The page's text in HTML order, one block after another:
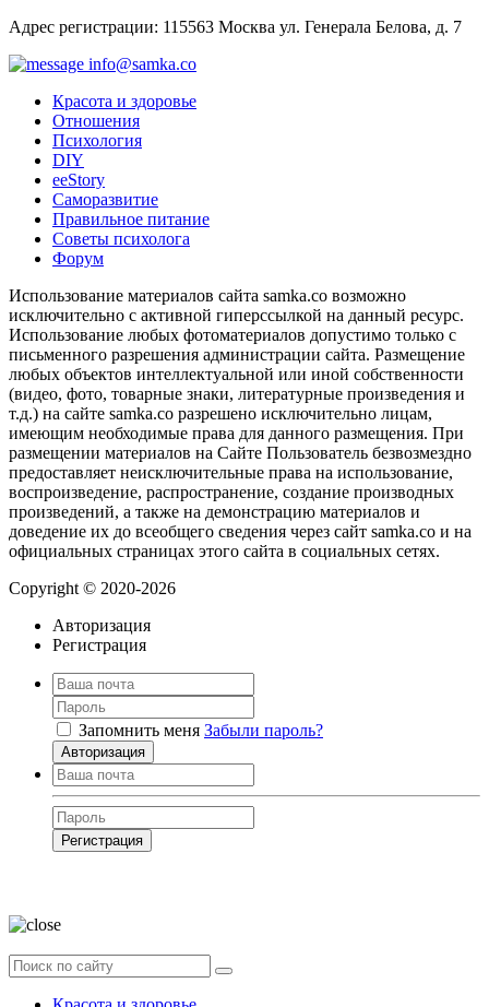
Адрес регистрации: 115563 Москва ул. Генерала Белова, д. 7
info@samka.co
Красота и здоровье
Отношения
Психология
DIY
ееStory
Саморазвитие
Правильное питание
Советы психолога
Форум
Использование материалов сайта samka.co возможно
исключительно с активной гиперссылкой на данный ресурс.
Использование любых фотоматериалов допустимо только с
письменного разрешения администрации сайта. Размещение
любых объектов интеллектуальной или иной собственности
(видео, фото, товарные знаки, литературные произведения и
т.д.) на сайте samka.co разрешено исключительно лицам,
имеющим необходимые права для данного размещения. При
размещении материалов на Сайте Пользователь безвозмездно
предоставляет неисключительные права на использование,
воспроизведение, распространение, создание производных
произведений, а также на демонстрацию материалов и
доведение их до всеобщего сведения через сайт samka.co и на
официальных страницах этого сайта в социальных сетях.
Copyright © 2020-2026
Авторизация
Регистрация
Запомнить меня Забыли пароль?
Авторизация
Регистрация